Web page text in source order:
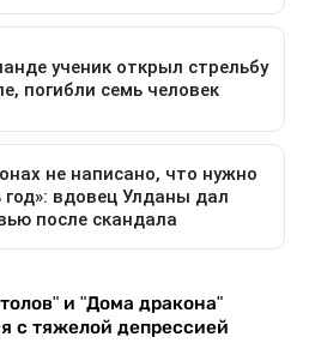
и "Дома дракона"
с тяжелой депрессией